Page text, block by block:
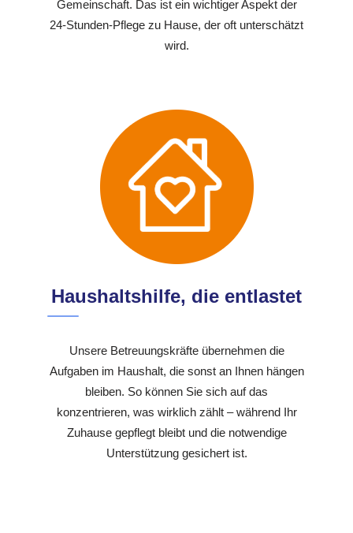
Gemeinschaft. Das ist ein wichtiger Aspekt der
24-Stunden-Pflege zu Hause, der oft unterschätzt
wird.
Haushaltshilfe, die entlastet
Unsere Betreuungskräfte übernehmen die
Aufgaben im Haushalt, die sonst an Ihnen hängen
bleiben. So können Sie sich auf das
konzentrieren, was wirklich zählt – während Ihr
Zuhause gepflegt bleibt und die notwendige
Unterstützung gesichert ist.